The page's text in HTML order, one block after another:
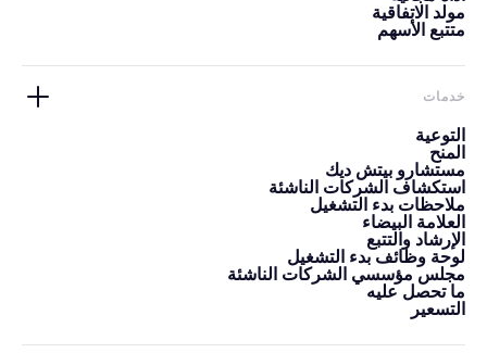
مولد الاتفاقية
متتبع الأسهم
خدمات
التوعية
المنح
مستشارو بيتش ديك
استكشاف الشركات الناشئة
ملاحظات بدء التشغيل
العلامة البيضاء
الإرشاد والتتبع
لوحة وظائف بدء التشغيل
مجلس مؤسسي الشركات الناشئة
ما تحصل عليه
التسعير